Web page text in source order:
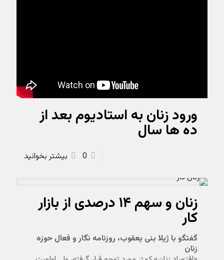
ورود زنان به استادیوم بعد از
ده ها سال
0 بیشتر بخوانید
زنان و سهم ۱۴ درصدی از بازار
کار
گفتگو با ژیلا بنی یعقوب، روزنامه نگار و فعال حوزه
زنان